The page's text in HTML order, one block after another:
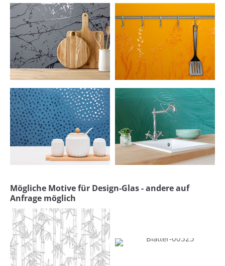
Motiv Geäst - Farbe K-IP 01
Schwarz
Motiv Wiese - Farbe K-IP 16
Goldgelb
Motiv Tropfen - Farbe K-IP 33
Tintenblau
Motiv Dschungel - Farbe K-IP
27 Minttürkis
Mögliche Motive für Design-Glas - andere auf
Anfrage möglich
Bambus-00528 Blätter-00525